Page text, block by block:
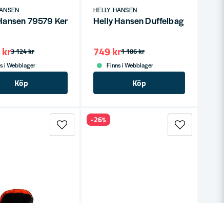
– Komfort & Skydd
79579 Kensington Trolley 95L Svart
3 124 kr
i Webblager
Köp
HELLY HANSEN
Helly Hansen Duffelbag 50L Svart
1 186 kr
749 kr
Finns i Webblager
Köp
-26%